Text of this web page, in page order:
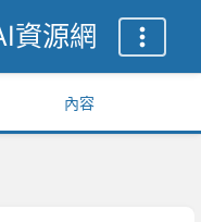
資源網
內容